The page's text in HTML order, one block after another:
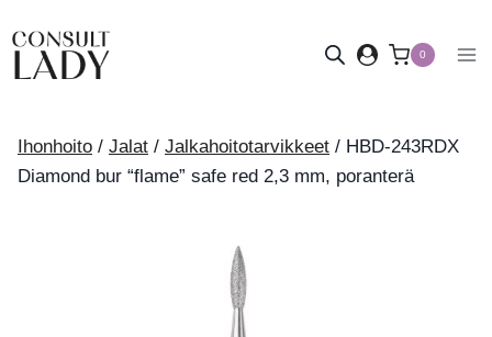
sisältöön
0
Ihonhoito / Jalat / Jalkahoitotarvikkeet / HBD-243RDX
Diamond bur “flame” safe red 2,3 mm, poranterä